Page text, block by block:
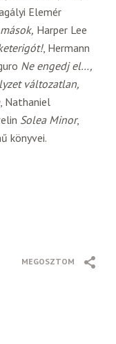
Elemér
Harper Lee
, Hermann
Ne engedj el…,
változatlan,
, Nathaniel
Solea Minor,
könyvei.
MEGOSZTOM